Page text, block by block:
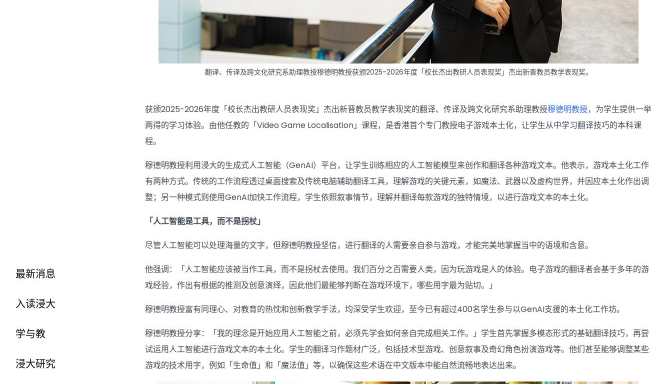
最新消息
入读浸大
学与教
浸大研究
翻译、传译及跨文化研究系助理教授穆德明教授获颁2025-2026年度「校长杰出教研人员表现奖」杰出新晋教员教学表现奖。
获颁2025-2026年度「校长杰出教研人员表现奖」杰出新晋教员教学表现奖的翻译、传译及跨文化研究系助理教授穆德明教授，为学生提供一举
两得的学习体验。由他任教的「Video Game Localisation」课程，是香港首个专门教授电子游戏本土化，让学生从中学习翻译技巧的本科课
程。
穆德明教授利用浸大的生成式人工智能（GenAI）平台，让学生训练相应的人工智能模型来创作和翻译各种游戏文本。他表示，游戏本土化工作
有两种方式。传统的工作流程透过桌面搜索及传统电脑辅助翻译工具，理解游戏的关键元素，如魔法、武器以及虚构世界，并因应本土化作出调
整；另一种模式则使用GenAI加快工作流程，学生依照叙事情节，理解并翻译每款游戏的独特情境，以进行游戏文本的本土化。
「人工智能是工具，而不是拐杖」
尽管人工智能可以处理海量的文字，但穆德明教授坚信，进行翻译的人需要亲自参与游戏，才能完美地掌握当中的语境和含意。
他强调：「人工智能应该被当作工具，而不是拐杖去使用。我们百分之百需要人类，因为玩游戏是人的体验。电子游戏的翻译者会基于多年的游
戏经验，作出有根据的推测及创意演绎，因此他们最能够判断在游戏环境下，哪些用字最为贴切。」
穆德明教授富有同理心、对教育的热忱和创新教学手法，均深受学生欢迎，至今已有超过400名学生参与以GenAI支援的本土化工作坊。
穆德明教授分享：「我的理念是开始应用人工智能之前，必须先学会如何亲自完成相关工作。」学生首先掌握多模态形式的基础翻译技巧，再尝
试运用人工智能进行游戏文本的本土化。学生的翻译习作题材广泛，包括技术型游戏、创意叙事及奇幻角色扮演游戏等。他们甚至能够调整某些
游戏的技术用字，例如「生命值」和「魔法值」等，以确保这些术语在中文版本中能自然流畅地表达出来。